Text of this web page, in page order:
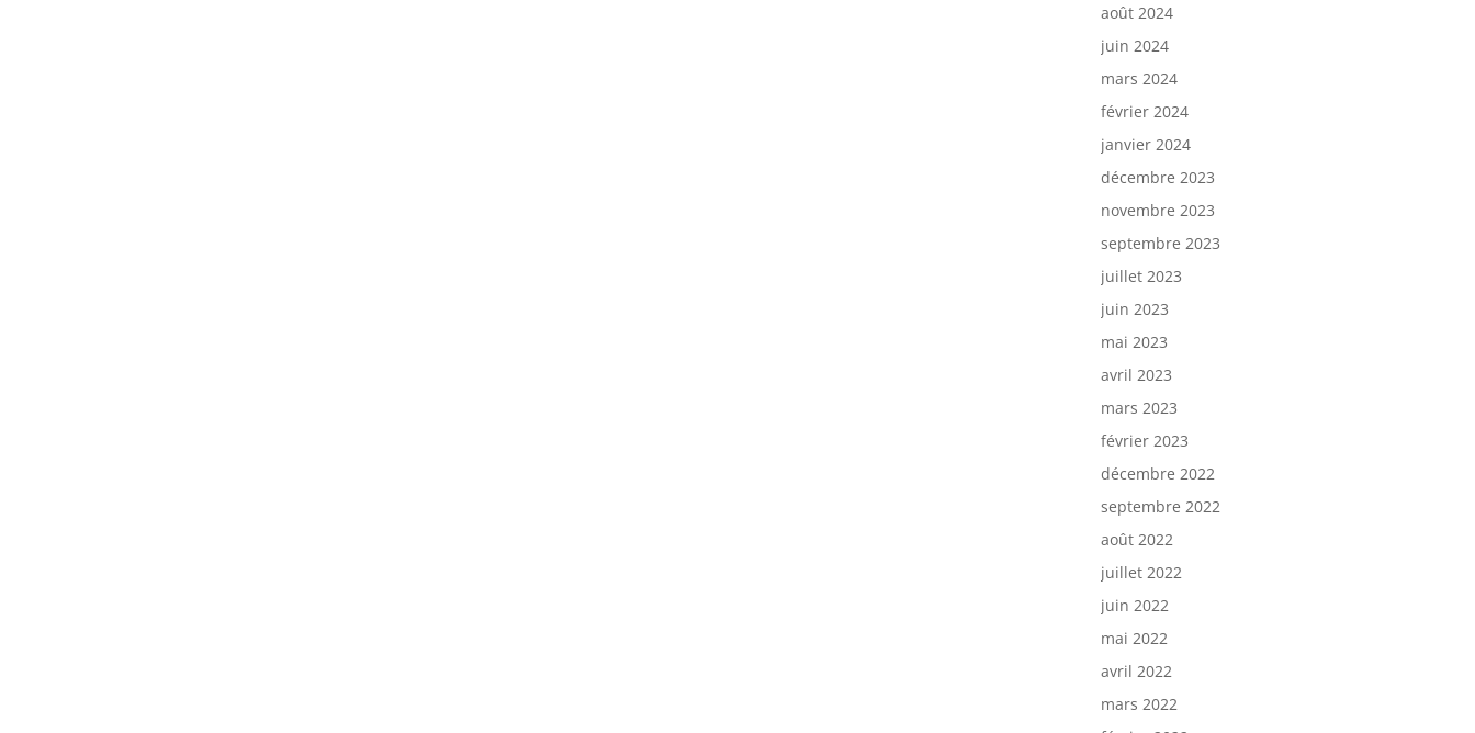
août 2024
juin 2024
mars 2024
février 2024
janvier 2024
décembre 2023
novembre 2023
septembre 2023
juillet 2023
juin 2023
mai 2023
avril 2023
mars 2023
février 2023
décembre 2022
septembre 2022
août 2022
juillet 2022
juin 2022
mai 2022
avril 2022
mars 2022